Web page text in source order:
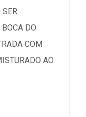
SER
DO
COM
AO